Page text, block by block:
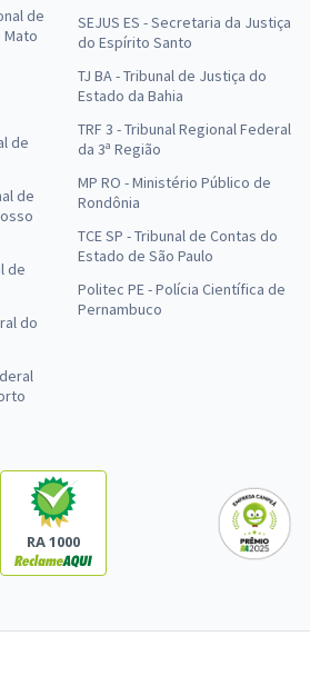
de
de
de
de
do
SEJUS ES - Secretaria da Justiça
do Espírito Santo
TJ BA - Tribunal de Justiça do
Estado da Bahia
TRF 3 - Tribunal Regional Federal
da 3ª Região
MP RO - Ministério Público de
Rondônia
TCE SP - Tribunal de Contas do
Estado de São Paulo
Politec PE - Polícia Científica de
Pernambuco
RA 1000